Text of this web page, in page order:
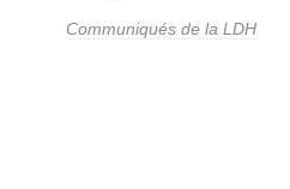
Communiqués de la LDH